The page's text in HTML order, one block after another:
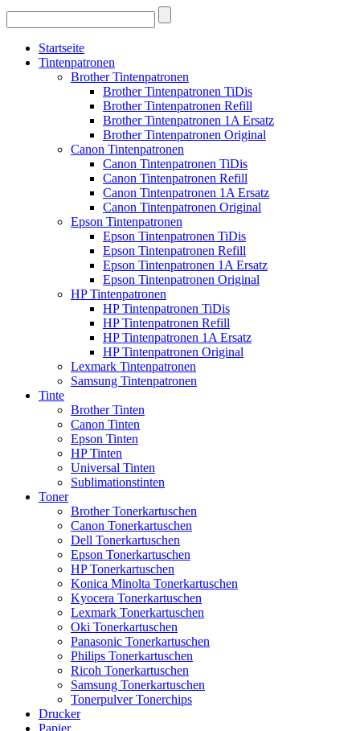
Startseite
Tintenpatronen
Brother Tintenpatronen
Brother Tintenpatronen TiDis
Brother Tintenpatronen Refill
Brother Tintenpatronen 1A Ersatz
Brother Tintenpatronen Original
Canon Tintenpatronen
Canon Tintenpatronen TiDis
Canon Tintenpatronen Refill
Canon Tintenpatronen 1A Ersatz
Canon Tintenpatronen Original
Epson Tintenpatronen
Epson Tintenpatronen TiDis
Epson Tintenpatronen Refill
Epson Tintenpatronen 1A Ersatz
Epson Tintenpatronen Original
HP Tintenpatronen
HP Tintenpatronen TiDis
HP Tintenpatronen Refill
HP Tintenpatronen 1A Ersatz
HP Tintenpatronen Original
Lexmark Tintenpatronen
Samsung Tintenpatronen
Tinte
Brother Tinten
Canon Tinten
Epson Tinten
HP Tinten
Universal Tinten
Sublimationstinten
Toner
Brother Tonerkartuschen
Canon Tonerkartuschen
Dell Tonerkartuschen
Epson Tonerkartuschen
HP Tonerkartuschen
Konica Minolta Tonerkartuschen
Kyocera Tonerkartuschen
Lexmark Tonerkartuschen
Oki Tonerkartuschen
Panasonic Tonerkartuschen
Philips Tonerkartuschen
Ricoh Tonerkartuschen
Samsung Tonerkartuschen
Tonerpulver Tonerchips
Drucker
Papier